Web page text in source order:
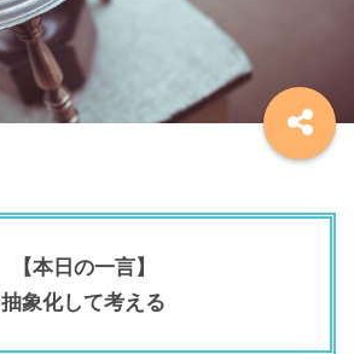
【本日の一言】
抽象化して考える